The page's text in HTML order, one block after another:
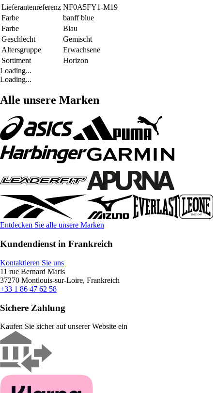
Lieferantenreferenz NF0A5FY1-M19
Farbe
banff blue
Farbe
Blau
Geschlecht
Gemischt
Altersgruppe
Erwachsene
Sortiment
Horizon
Loading...
Loading...
Alle unsere Marken
Entdecken Sie alle unsere Marken
Kundendienst in Frankreich
Kontaktieren Sie uns
11 rue Bernard Maris
37270 Montlouis-sur-Loire, Frankreich
+33 1 86 47 62 58
Sichere Zahlung
Kaufen Sie sicher auf unserer Website ein